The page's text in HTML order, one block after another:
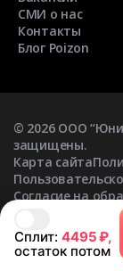
Сплит: 4495₽,
остаток потом
СМИ о нас
Контакты
Блог Poizon
© 2026ООО
защищены.
Карта сайта
Согласие на
Согласие на